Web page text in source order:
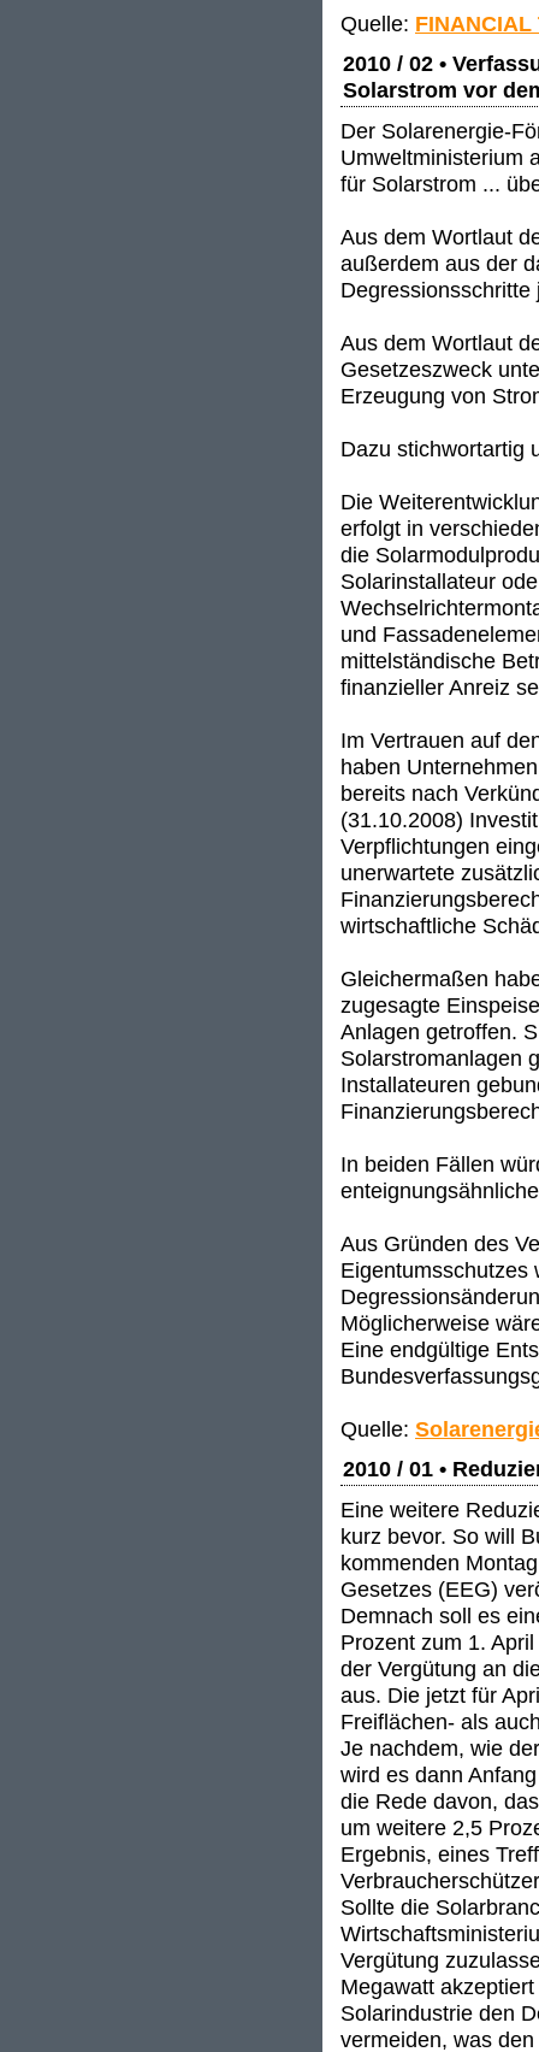
Quelle: FINANCIAL
2010 / 02 •
Solarstrom vor
Der Solarenergie-
Umweltministerium
für Solarstrom ...
Aus dem Wortlaut
außerdem aus der
Aus dem Wortlaut
Gesetzeszweck
Erzeugung von
Dazu stichwortartig
Die
erfolgt in
die
Solarinstallateur
und
mittelständische
finanzieller Anreiz
Im Vertrauen auf
haben
bereits nach
(31.10.2008)
Verpflichtungen
unerwartete
wirtschaftliche
Gleichermaßen
zugesagte
Anlagen getroffen.
Solarstromanlagen
Installateuren
In beiden Fällen
Aus Gründen des
Eigentumsschutzes
Möglicherweise
Eine endgültige
Quelle:
2010 / 01 •
Eine weitere
kurz bevor. So will
kommenden
Gesetzes (EEG)
Demnach soll es
Prozent zum 1.
der Vergütung an
aus. Die jetzt für
Freiflächen- als
Je nachdem, wie
wird es dann
die Rede davon,
um weitere 2,5
Ergebnis, eines
Sollte die
Vergütung
Megawatt
Solarindustrie den
vermeiden, was